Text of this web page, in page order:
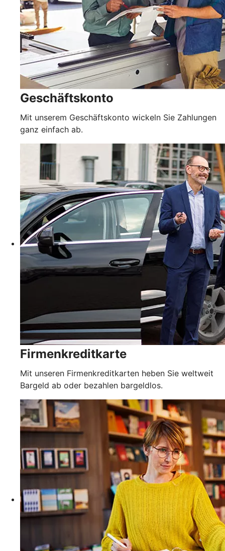
Geschäftskonto
Mit unserem Geschäftskonto wickeln Sie Zahlungen
ganz einfach ab.
Firmenkreditkarte
Mit unseren Firmenkreditkarten heben Sie weltweit
Bargeld ab oder bezahlen bargeldlos.